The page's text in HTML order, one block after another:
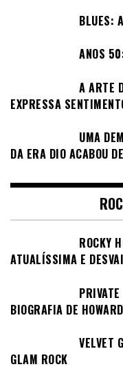
BLUES:
ANOS
A ARTE
EXPRESSA
UMA
DA ERA DIO ACABOU
ROCKY
ATUALÍSSIMA E
BIOGRAFIA DE
VELVET
GLAM ROCK